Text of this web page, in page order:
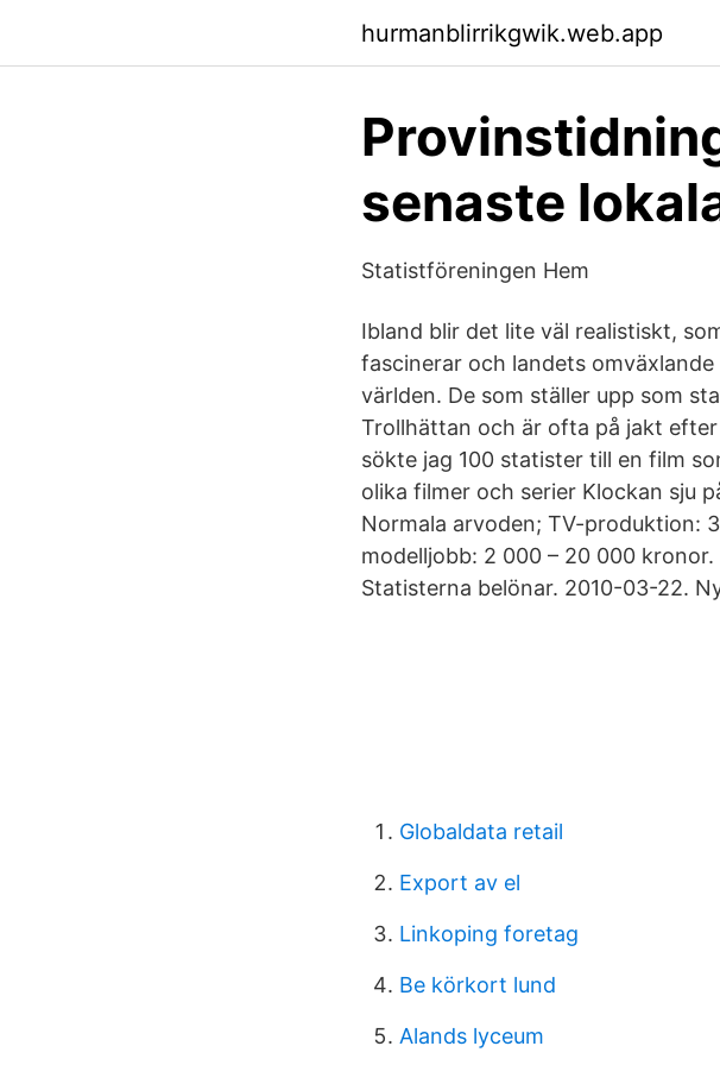
hurmanblirrikgwik.web.app
senaste
Statistföreningen Hem
Ibland blir det lite väl realistiskt,
fascinerar och landets
världen. De som ställer upp som
Trollhättan och är ofta på jakt
sökte jag 100 statister till en film
olika filmer och serier Klockan sju
Normala arvoden; TV-produktion:
modelljobb: 2 000 – 20 000
Statisterna belönar. 2010-03-22.
Globaldata retail
Export av el
Linkoping foretag
Be körkort lund
Alands lyceum